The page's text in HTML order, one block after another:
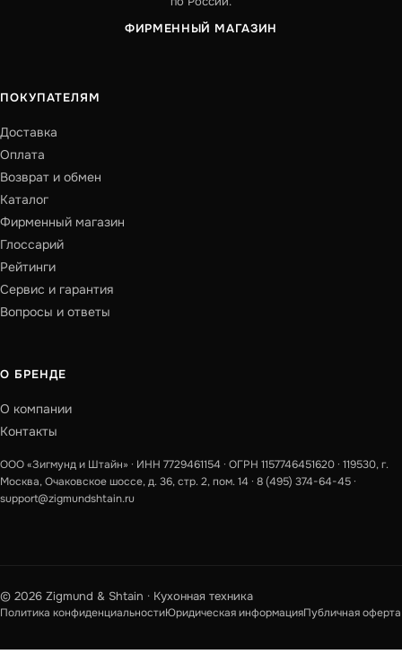
ФИРМЕННЫЙ МАГАЗИН
ПОКУПАТЕЛЯМ
Доставка
Оплата
Возврат и обмен
Каталог
Фирменный магазин
Глоссарий
Рейтинги
Сервис и гарантия
Вопросы и ответы
О БРЕНДЕ
О компании
Контакты
ООО «Зигмунд и Штайн» · ИНН 7729461154 · ОГРН 1157746451620 · 119530, г.
Москва, Очаковское шоссе, д. 36, стр. 2, пом. 14 · 8 (495) 374-64-45 ·
support@zigmundshtain.ru
© 2026 Zigmund & Shtain · Кухонная техника
Политика конфиденциальностиЮридическая информацияПубличная оферта